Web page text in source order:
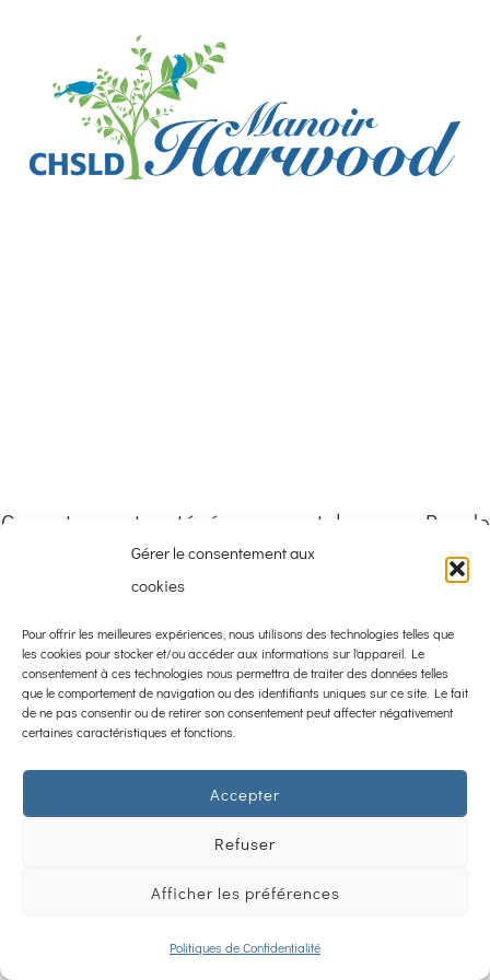
Gérer le consentement aux
cookies
Pour offrir les meilleures expériences, nous utilisons des technologies telles que
les cookies pour stocker et/ou accéder aux informations sur l'appareil. Le
consentement à ces technologies nous permettra de traiter des données telles
que le comportement de navigation ou des identifiants uniques sur ce site. Le fait
de ne pas consentir ou de retirer son consentement peut affecter négativement
certaines caractéristiques et fonctions.
Accepter
Refuser
Afficher les préférences
Politiques de Confidentialité
Ce contenu est protégé par un mot de passe. Pour le
voir, veuillez saisir votre mot de passe ci-dessous :
Mot de passe :
English(Anglais) Français